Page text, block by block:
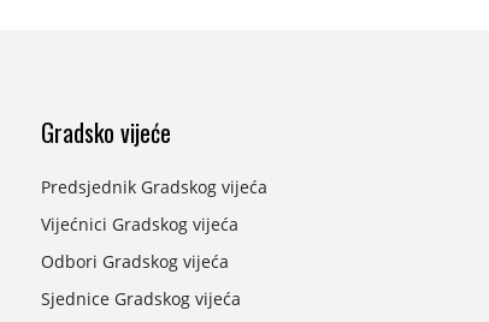
Gradsko vijeće
Predsjednik Gradskog vijeća
Vijećnici Gradskog vijeća
Odbori Gradskog vijeća
Sjednice Gradskog vijeća